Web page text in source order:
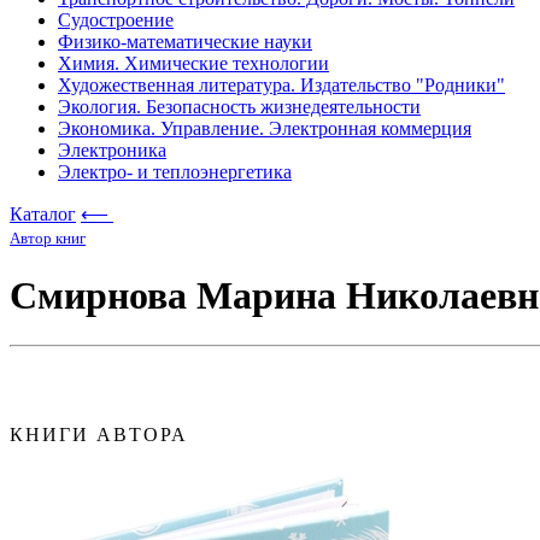
Судостроение
Физико-математические науки
Химия. Химические технологии
Художественная литература. Издательство "Родники"
Экология. Безопасность жизнедеятельности
Экономика. Управление. Электронная коммерция
Электроника
Электро- и теплоэнергетика
Каталог ⟵
Автор книг
Смирнова Марина
КНИГИ АВТОРА